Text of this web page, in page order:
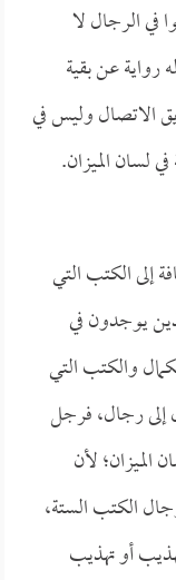
في الرجال لا
رواية عن بقية
الاتصال وليس في
لسان الميزان.
إلى الكتب التي
يوجدون في
والكتب التي
إلى رجال، فرجل
لأن
الكتب الستة،
أو تهذيب